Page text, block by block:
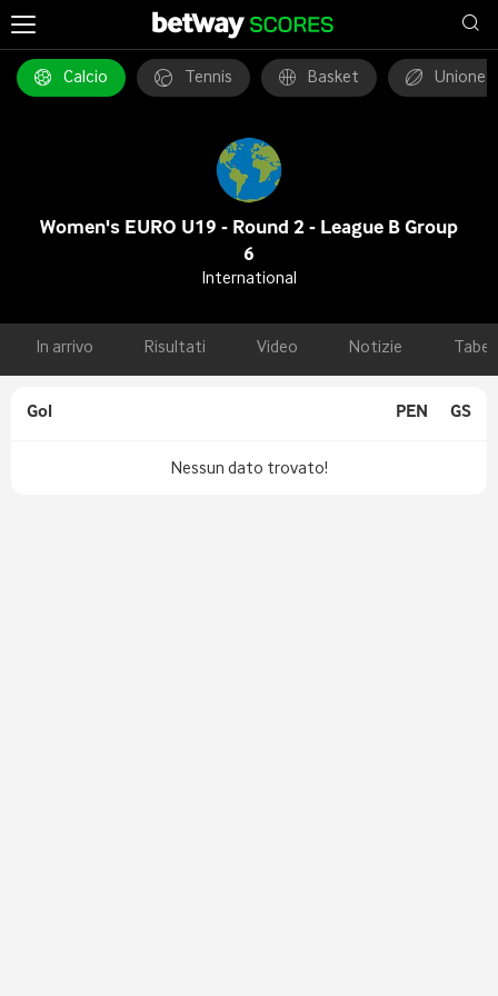
Calcio Tennis Basket Unione
Women's EURO U19 - Round 2 - League B Group
6
International
In arrivo Risultati Video Notizie
Gol PEN GS
Nessun dato trovato!